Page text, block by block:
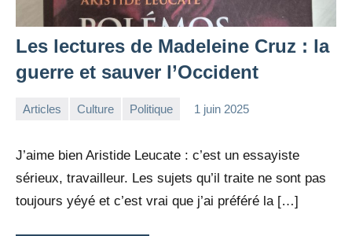
Les lectures de Madeleine Cruz : la
guerre et sauver l’Occident
Articles Culture Politique 1 juin 2025
J’aime bien Aristide Leucate : c’est un essayiste
sérieux, travailleur. Les sujets qu’il traite ne sont pas
toujours yéyé et c’est vrai que j’ai préféré la […]